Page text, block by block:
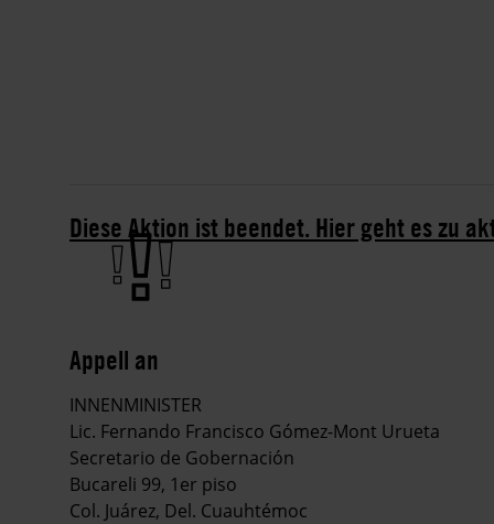
Diese Aktion ist beendet. Hier geht es zu
Appell an
INNENMINISTER
Lic. Fernando Francisco Gómez-Mont Urueta
Secretario de Gobernación
Bucareli 99, 1er piso
Col. Juárez, Del. Cuauhtémoc